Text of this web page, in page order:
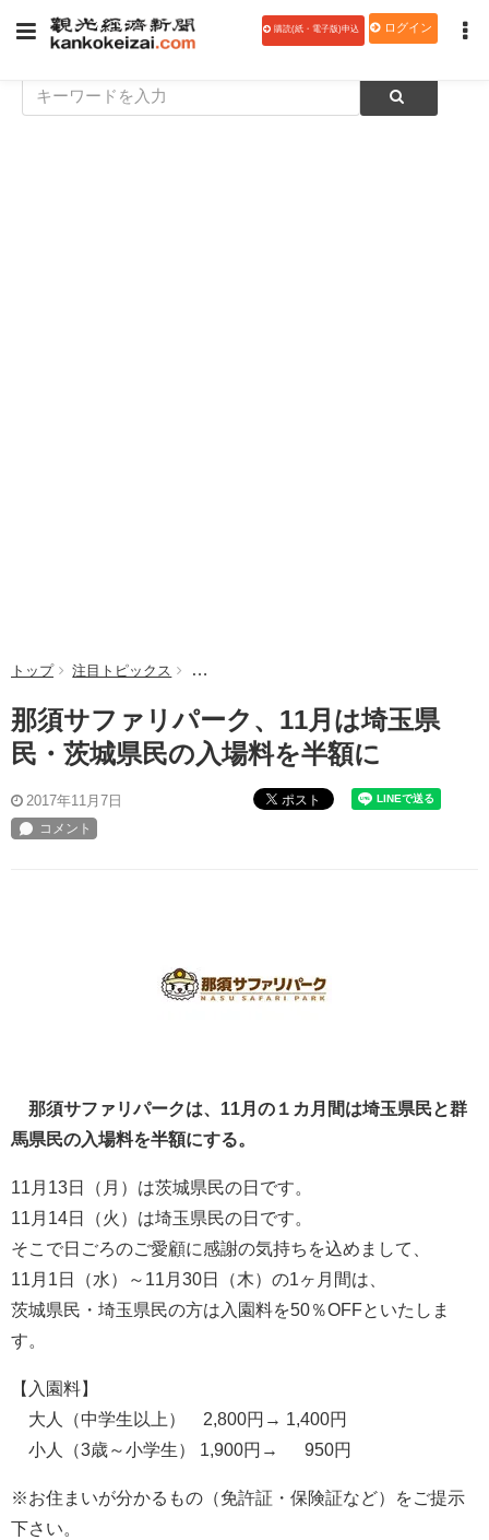
購読(紙・電子版)申込 ログイン
トップ 注目トピックス 那須サファリパーク、11月は埼玉県民・茨城
那須サファリパーク、11月は埼玉県
民・茨城県民の入場料を半額に
2017年11月7日 ポスト
那須サファリパークは、11月の１カ月間は埼玉県民と群
馬県民の入場料を半額にする。
11月13日（月）は茨城県民の日です。
11月14日（火）は埼玉県民の日です。
そこで日ごろのご愛顧に感謝の気持ちを込めまして、
11月1日（水）～11月30日（木）の1ヶ月間は、
茨城県民・埼玉県民の方は入園料を50％OFFといたしま
す。
【入園料】
大人（中学生以上） 2,800円→ 1,400円
小人（3歳～小学生） 1,900円→ 950円
※お住まいが分かるもの（免許証・保険証など）をご提示
下さい。